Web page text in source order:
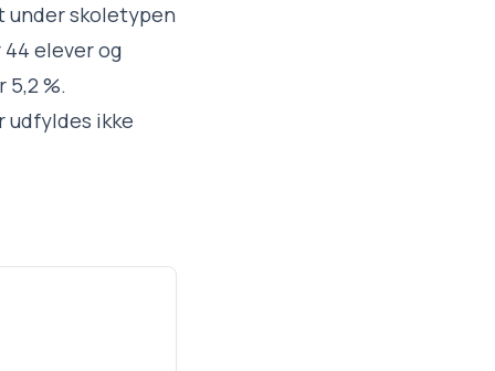
under skoletypen
elever og
%.
udfyldes ikke